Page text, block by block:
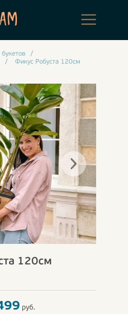
букетов
/
/ Фикус Робуста 120см
120см
руб.